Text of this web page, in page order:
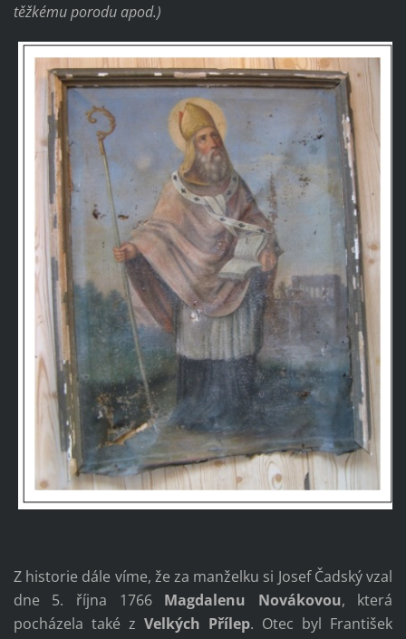
těžkému porodu apod.)
Z historie dále víme, že za manželku si Josef Čadský vzal
dne 5. října 1766 Magdalenu Novákovou, která
pocházela také z Velkých Přílep. Otec byl František